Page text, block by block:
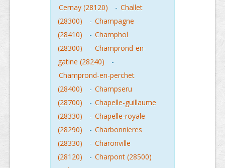
Cernay (28120)
- Challet
(28300)
- Champagne
(28410)
- Champhol
(28300)
- Champrond-en-
gatine (28240)
-
Champrond-en-perchet
(28400)
- Champseru
(28700)
- Chapelle-guillaume
(28330)
- Chapelle-royale
(28290)
- Charbonnieres
(28330)
- Charonville
(28120)
- Charpont (28500)